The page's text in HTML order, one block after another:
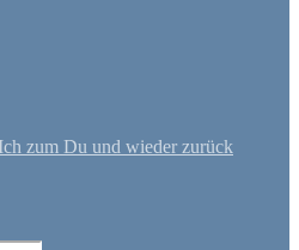
zum Du und wieder zurück